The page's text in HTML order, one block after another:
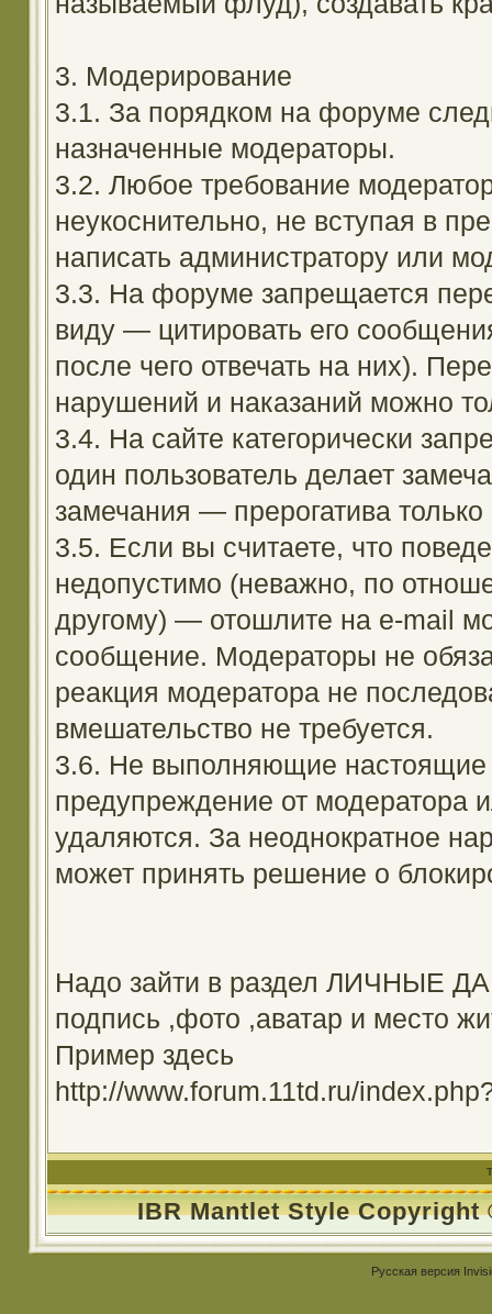
3. Модерирование
3.1. За порядком на форуме
назначенные модераторы.
3.2. Любое требование
неукоснительно, не вступая в
написать администратору или
3.3. На форуме запрещается
виду — цитировать его
после чего отвечать на них).
нарушений и наказаний можно
3.4. На сайте категорически
один пользователь делает
замечания — прерогатива
3.5. Если вы считаете, что
недопустимо (неважно, по
другому) — отошлите на e-mail
сообщение. Модераторы не
реакция модератора не
вмешательство не требуется.
3.6. Не выполняющие настоящие
предупреждение от модератора
удаляются. За неоднократное
может принять решение о
Надо зайти в раздел ЛИЧНЫЕ
подпись ,фото ,аватар и место
Пример здесь
http://www.forum.11td.ru/
IBR Mantlet Style Copyright
Русская версия